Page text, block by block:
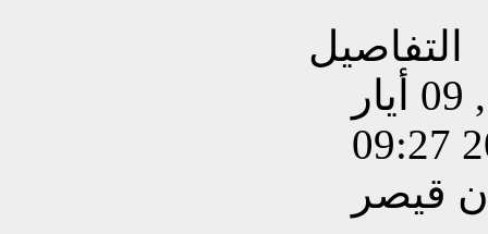
التفاصيل
تم إنشاءه بتاريخ السبت, 09 أيار
قيصر